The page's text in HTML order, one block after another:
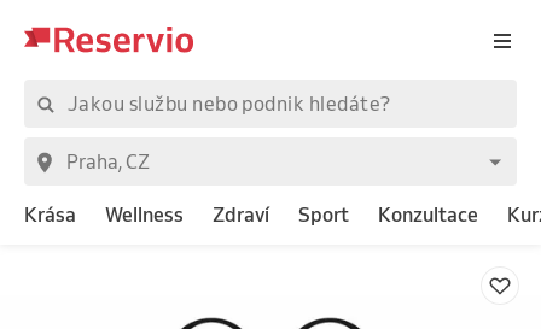
Krása Wellness Zdraví Sport Konzultace